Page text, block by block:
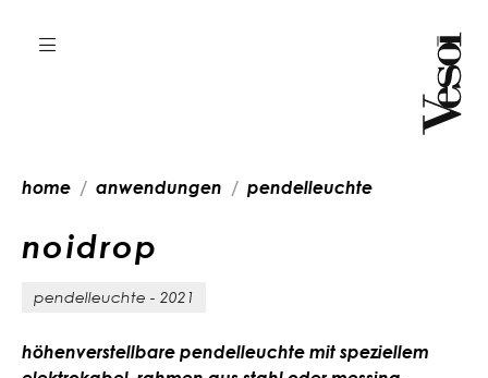
home anwendungen pendelleuchte
noidrop
pendelleuchte - 2021
höhenverstellbare pendelleuchte mit speziellem